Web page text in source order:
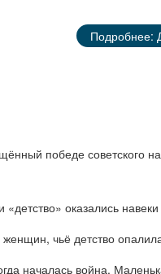
победе советского
оказались
чьё детство
началась война.